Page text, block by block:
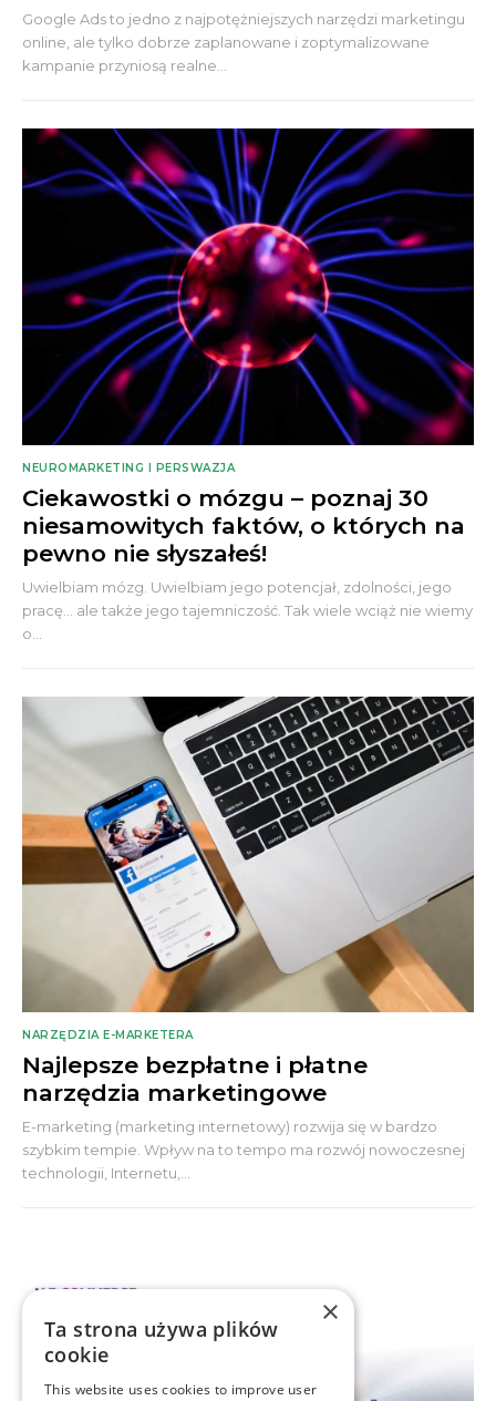
Google Ads to jedno z najpotężniejszych narzędzi marketingu
online, ale tylko dobrze zaplanowane i zoptymalizowane
kampanie przyniosą realne...
NEUROMARKETING I PERSWAZJA
Ciekawostki o mózgu – poznaj 30
niesamowitych faktów, o których na
pewno nie słyszałeś!
Uwielbiam mózg. Uwielbiam jego potencjał, zdolności, jego
pracę... ale także jego tajemniczość. Tak wiele wciąż nie wiemy
o...
NARZĘDZIA E-MARKETERA
Najlepsze bezpłatne i płatne
narzędzia marketingowe
E-marketing (marketing internetowy) rozwija się w bardzo
szybkim tempie. Wpływ na to tempo ma rozwój nowoczesnej
technologii, Internetu,...
×
Ta strona używa plików
cookie
This website uses cookies to improve user